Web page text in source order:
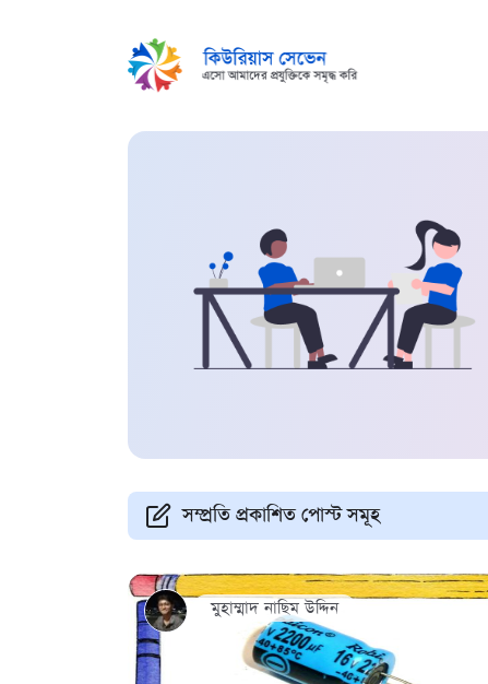
সম্প্রতি প্রকাশিত পোস্ট সমূহ
মুহাম্মাদ নাছিম উদ্দিন